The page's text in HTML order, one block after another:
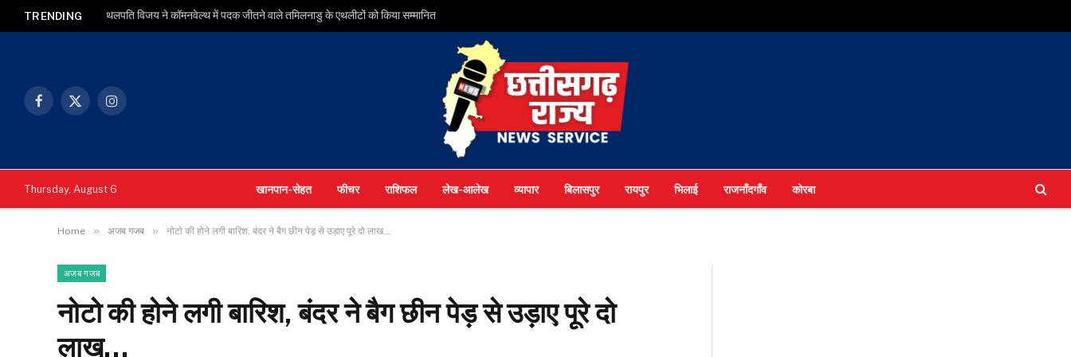
TRENDING थलपति विजय ने कॉमनवेल्थ में पदक जीतने वाले तमिलनाडु के एथलीटों को किया सम्मानित
Facebook
X
Instagram
Thursday, August 6 खानपान-सेहत फीचर राशिफल लेख-आलेख व्यापार बिलासपुर रायपुर भिलाई राजनाँदगाँव कोरबा
Home » अजब गजब » नोटो की होने लगी बारिश, बंदर ने बैग छीन पेड़ से उड़ाए पूरे दो लाख…
अजब गजब
नोटो की होने लगी बारिश, बंदर ने बैग छीन पेड़ से उड़ाए पूरे दो
लाख…